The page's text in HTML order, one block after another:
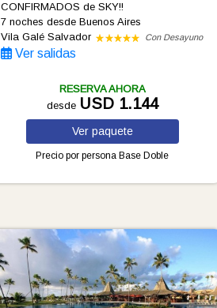
CONFIRMADOS de SKY!!
7 noches desde Buenos Aires
Vila Galé Salvador
Con Desayuno
Ver salidas
RESERVA AHORA
desde USD 1.144
Ver paquete
Precio por persona Base Doble